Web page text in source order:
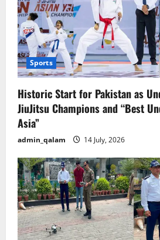
Sports
Historic Start for Pakistan as
JiuJitsu Champions and “Best
Asia”
admin_qalam 14 July, 2026